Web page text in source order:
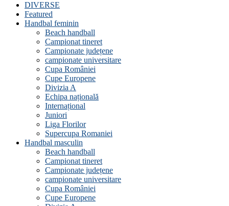
DIVERSE
Featured
Handbal feminin
Beach handball
Campionat tineret
Campionate județene
campionate universitare
Cupa României
Cupe Europene
Divizia A
Echipa națională
Internațional
Juniori
Liga Florilor
Supercupa Romaniei
Handbal masculin
Beach handball
Campionat tineret
Campionate județene
campionate universitare
Cupa României
Cupe Europene